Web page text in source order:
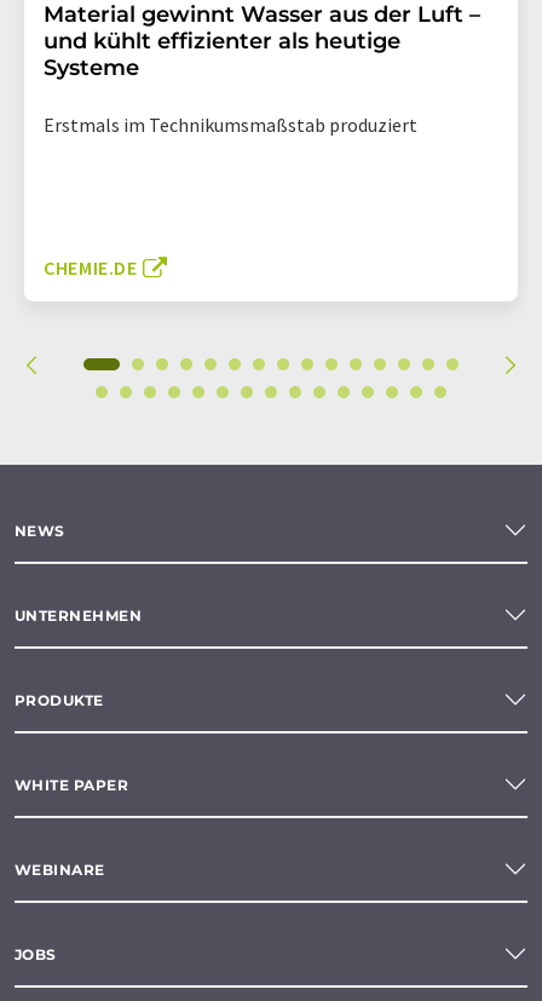
Material gewinnt Wasser aus der Luft –
und kühlt effizienter als heutige
Systeme
Erstmals im Technikumsmaßstab produziert
CHEMIE.DE
NEWS
UNTERNEHMEN
PRODUKTE
WHITE PAPER
WEBINARE
JOBS